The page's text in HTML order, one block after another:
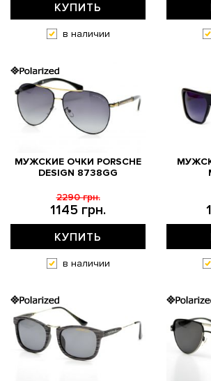
КУПИТЬ
в наличии
МУЖСКИЕ ОЧКИ PORSCHE
DESIGN 8738GG
1145 грн.
2290 грн.
КУПИТЬ
в наличии